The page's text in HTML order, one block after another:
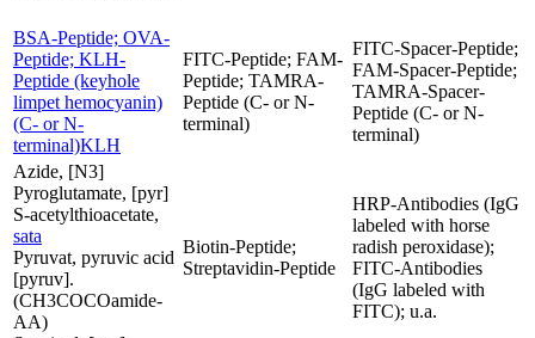
BSA-Peptide; OVA-
Peptide; KLH-
Peptide (keyhole
limpet hemocyanin)
(C- or N-
terminal)KLH
FITC-Peptide; FAM-
Peptide; TAMRA-
Peptide (C- or N-
terminal)
FITC-Spacer-Peptide;
FAM-Spacer-Peptide;
TAMRA-Spacer-
Peptide (C- or N-
terminal)
Azide, [N3]
Pyroglutamate, [pyr]
S-acetylthioacetate,
sata
Pyruvat, pyruvic acid
[pyruv].
(CH3COCOamide-
AA)
Biotin-Peptide;
Streptavidin-Peptide
HRP-Antibodies (IgG
labeled with horse
radish peroxidase);
FITC-Antibodies
(IgG labeled with
FITC); u.a.